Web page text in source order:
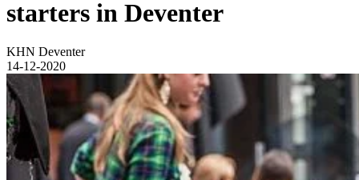
starters in Deventer
KHN Deventer
14-12-2020